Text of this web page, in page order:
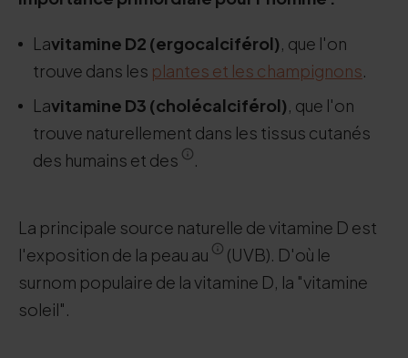
Lavitamine D2 (ergocalciférol), que l'on
trouve dans les plantes et les champignons.
Lavitamine D3 (cholécalciférol), que l'on
trouve naturellement dans les tissus cutanés
des humains et des
.
La principale source naturelle de vitamine D est
l'exposition de la peau au
(UVB). D'où le
surnom populaire de la vitamine D, la "vitamine
soleil".